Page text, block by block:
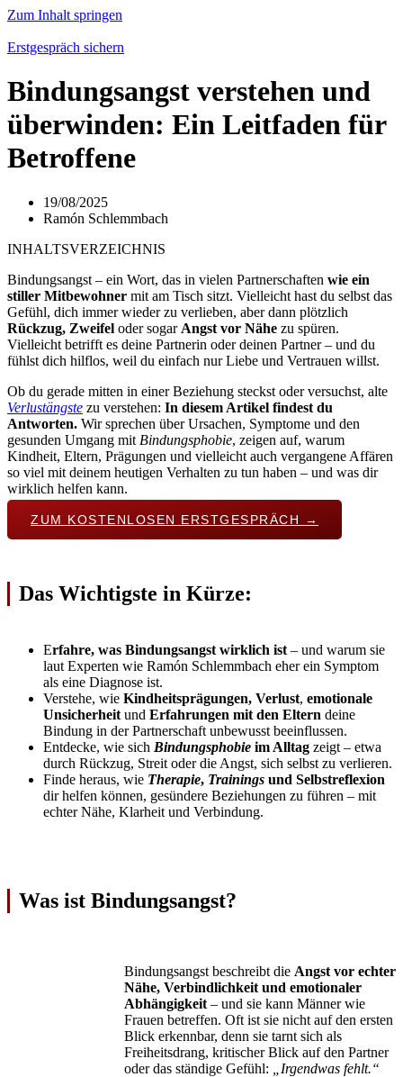
Zum Inhalt springen
Erstgespräch sichern
Bindungsangst verstehen und
überwinden: Ein Leitfaden für
Betroffene
19/08/2025
Ramón Schlemmbach
INHALTSVERZEICHNIS
Bindungsangst – ein Wort, das in vielen Partnerschaften wie ein
stiller Mitbewohner mit am Tisch sitzt. Vielleicht hast du selbst das
Gefühl, dich immer wieder zu verlieben, aber dann plötzlich
Rückzug, Zweifel oder sogar Angst vor Nähe zu spüren.
Vielleicht betrifft es deine Partnerin oder deinen Partner – und du
fühlst dich hilflos, weil du einfach nur Liebe und Vertrauen willst.
Ob du gerade mitten in einer Beziehung steckst oder versuchst, alte
Verlustängste zu verstehen: In diesem Artikel findest du
Antworten. Wir sprechen über Ursachen, Symptome und den
gesunden Umgang mit Bindungsphobie, zeigen auf, warum
Kindheit, Eltern, Prägungen und vielleicht auch vergangene Affären
so viel mit deinem heutigen Verhalten zu tun haben – und was dir
wirklich helfen kann.
ZUM KOSTENLOSEN ERSTGESPRÄCH →
Das Wichtigste in Kürze:
Erfahre, was Bindungsangst wirklich ist – und warum sie
laut Experten wie Ramón Schlemmbach eher ein Symptom
als eine Diagnose ist.
Verstehe, wie Kindheitsprägungen, Verlust, emotionale
Unsicherheit und Erfahrungen mit den Eltern deine
Bindung in der Partnerschaft unbewusst beeinflussen.
Entdecke, wie sich Bindungsphobie im Alltag zeigt – etwa
durch Rückzug, Streit oder die Angst, sich selbst zu verlieren.
Finde heraus, wie Therapie, Trainings und Selbstreflexion
dir helfen können, gesündere Beziehungen zu führen – mit
echter Nähe, Klarheit und Verbindung.
Was ist Bindungsangst?
Bindungsangst beschreibt die Angst vor echter
Nähe, Verbindlichkeit und emotionaler
Abhängigkeit– und sie kann Männer wie
Frauen betreffen. Oft ist sie nicht auf den ersten
Blick erkennbar, denn sie tarnt sich als
Freiheitsdrang, kritischer Blick auf den Partner
oder das ständige Gefühl:
„Irgendwas fehlt.“